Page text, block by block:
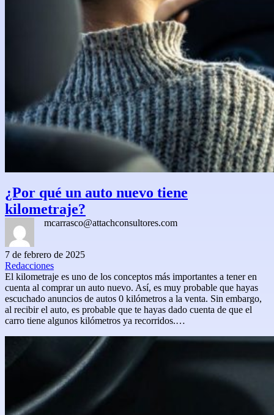
¿Por qué un auto nuevo tiene
kilometraje?
mcarrasco@attachconsultores.com
7 de febrero de 2025
Redacciones
El kilometraje es uno de los conceptos más importantes a tener en
cuenta al comprar un auto nuevo. Así, es muy probable que hayas
escuchado anuncios de autos 0 kilómetros a la venta. Sin embargo,
al recibir el auto, es probable que te hayas dado cuenta de que el
carro tiene algunos kilómetros ya recorridos.…